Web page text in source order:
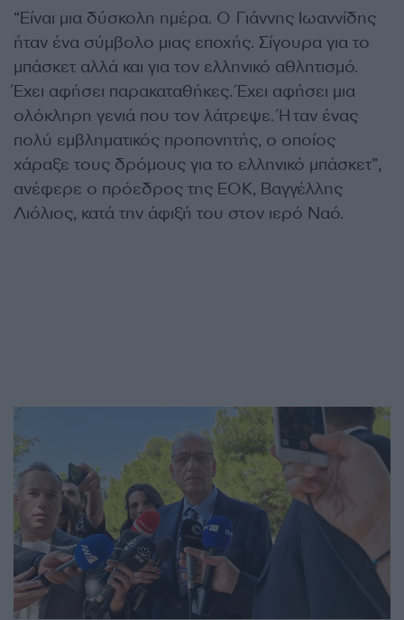
“Είναι μια δύσκολη ημέρα. Ο Γιάννης Ιωαννίδης
ήταν ένα σύμβολο μιας εποχής. Σίγουρα για το
μπάσκετ αλλά και για τον ελληνικό αθλητισμό.
Έχει αφήσει παρακαταθήκες. Έχει αφήσει μια
ολόκληρη γενιά που τον λάτρεψε. Ήταν ένας
πολύ εμβληματικός προπονητής, ο οποίος
χάραξε τους δρόμους για το ελληνικό μπάσκετ”,
ανέφερε ο πρόεδρος της ΕΟΚ, Βαγγέλλης
Λιόλιος, κατά την άφιξή του στον ιερό Ναό.